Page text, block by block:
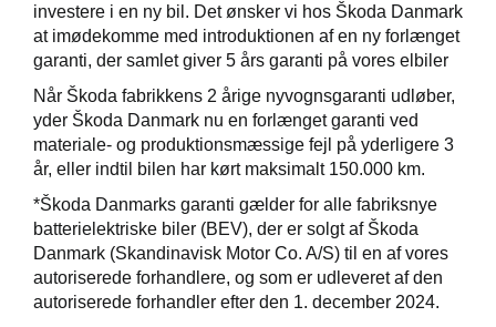
modeller
investere i en ny bil. Det ønsker vi hos Škoda Danmark
at imødekomme med introduktionen af en ny forlænget
garanti, der samlet giver 5 års garanti på vores elbiler
Når Škoda fabrikkens 2 årige nyvognsgaranti udløber,
yder Škoda Danmark nu en forlænget garanti ved
materiale- og produktionsmæssige fejl på yderligere 3
år, eller indtil bilen har kørt maksimalt 150.000 km.
*Škoda Danmarks garanti gælder for alle fabriksnye
batterielektriske biler (BEV), der er solgt af Škoda
Danmark (Skandinavisk Motor Co. A/S) til en af vores
autoriserede forhandlere, og som er udleveret af den
autoriserede forhandler efter den 1. december 2024.